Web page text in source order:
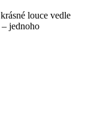
louce vedle
jednoho